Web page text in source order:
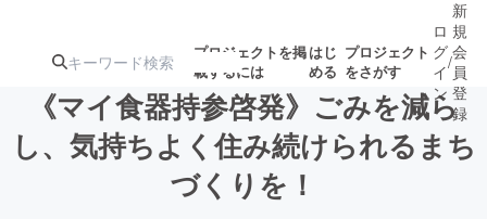
プロジェクトを掲
載するには
はじ
める
プロジェクト
をさがす
注目の新着プロ
ジェクト
募集終了が近いプ
ロジェクト
ロ
グ
イ
ン
/
新
規
会
員
登
録
《マイ食器持参啓発》ごみを減ら
し、気持ちよく住み続けられるまち
づくりを！